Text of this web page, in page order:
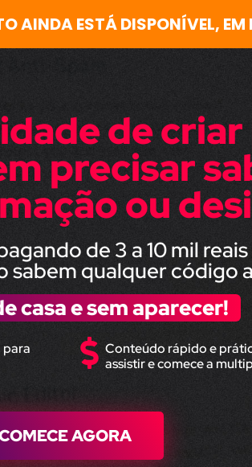
AINDA ESTÁ DISPONÍVEL, EM
de
precisar
ou
de 3 a 10 mil
sabem qualquer código
casa e sem aparecer!
para
Conteúdo rápido e
assistir e comece a
AGORA